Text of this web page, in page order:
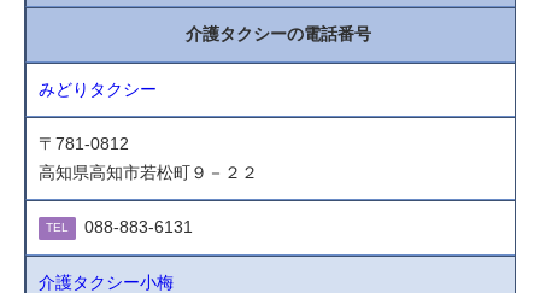
介護タクシーの電話番号
みどりタクシー
〒781-0812
高知県高知市若松町９－２２
TEL 088-883-6131
介護タクシー小梅